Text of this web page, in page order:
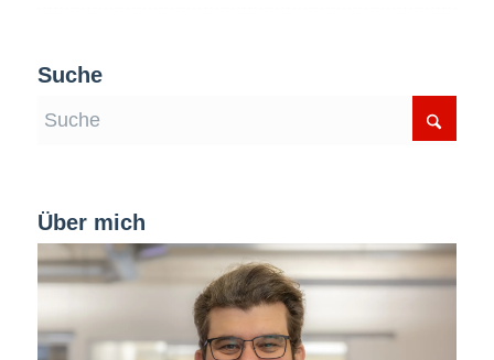
Suche
Über mich